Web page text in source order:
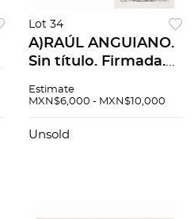
Lot 34
A)RAÚL ANGUIANO.
Sin título. Firmada.
cm. B)ALFREDO
Firmada. Xilografía
Estimate
MXN$6,000 - MXN$10,000
Unsold